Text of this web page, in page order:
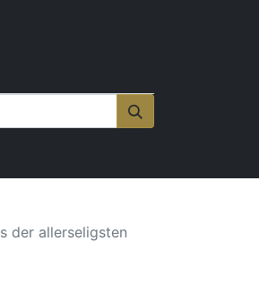
der allerseligsten